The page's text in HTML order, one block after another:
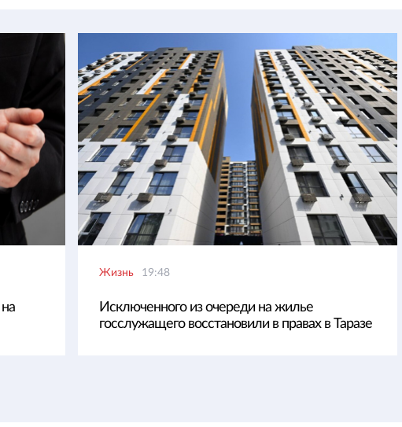
Жизнь 19:48
Исключенного из очереди на жилье
госслужащего восстановили в правах в Таразе